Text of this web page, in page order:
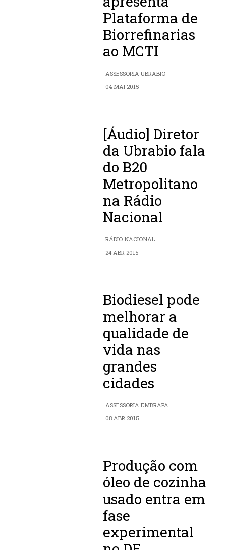
Plataforma de
Biorrefinarias
ao MCTI
ASSESSORIA UBRABIO
04 MAI 2015
[Áudio] Diretor
da Ubrabio fala
do B20
Metropolitano
na Rádio
Nacional
RÁDIO NACIONAL
24 ABR 2015
Biodiesel pode
melhorar a
qualidade de
vida nas
grandes
cidades
ASSESSORIA EMBRAPA
08 ABR 2015
Produção com
óleo de cozinha
usado entra em
fase
experimental